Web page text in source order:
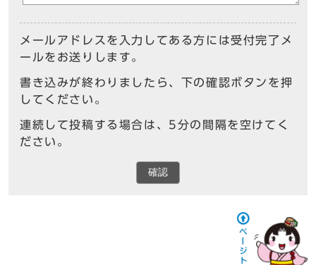
メールアドレスを入力してある方には受付完了メ
ールをお送りします。
書き込みが終わりましたら、下の確認ボタンを押
してください。
連続して投稿する場合は、5分の間隔を空けてく
ださい。
確認